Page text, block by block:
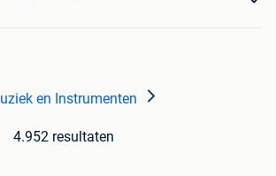
en Instrumenten
4.952 resultaten